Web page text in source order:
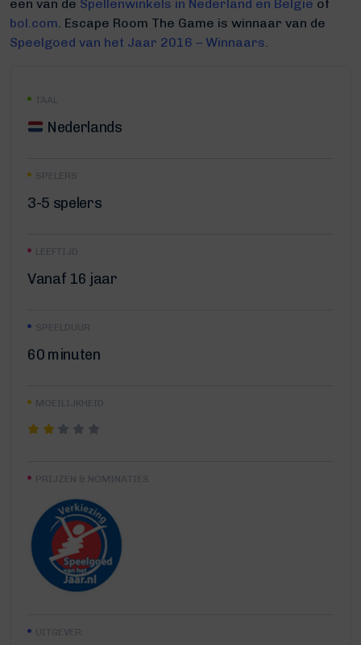
TAAL
Nederlands
SPELERS
3-5 spelers
LEEFTIJD
Vanaf 16 jaar
SPEELDUUR
60 minuten
MOEILIJKHEID
PRIJZEN & NOMINATIES
UITGEVER:
een van de Spellenwinkels in Nederland en België of
bol.com. Escape Room The Game is winnaar van de
Speelgoed van het Jaar 2016 – Winnaars.